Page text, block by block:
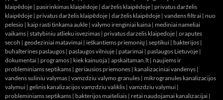
klaipėdoje | pasirinkimas klaipėdoje | darželis klaipėdoje | privatus darželis
klaipėdoje | privatus darželis klaipėdoje | darželis klaipėdoje | vandens filtrai | nuo
pelesio | kaip rasti tinkama aukle | valymo irenginiai kaina | mediniai nameliai
vaikams | statybiniu atlieku isvezimas | privatus darzelis klaipedoje | oraputes
secoh | geodeziniai matavimai | ieškantiems priemonių | septikui | bakterijos |
buhalterines paslaugos | paslaugos vilniuje | patarimai | paslaugos Lietuvoje |
dokumentai | programos | kiek kainuoja | apskaitaman.lt | naujiems ir
probleminiams septikams | geriausios priemones | kanalizaciniai vandenys |
vandens suliniu valymas | vamzdziu valymo granules | mikrogranules kanalizacijos
valymui | gelinis kanalizacijos vamzdziu valiklis | vamzdziu valymui |
probleminiams septikams | bakterijos maišeliais | retai naudojamai kanalizacijai |